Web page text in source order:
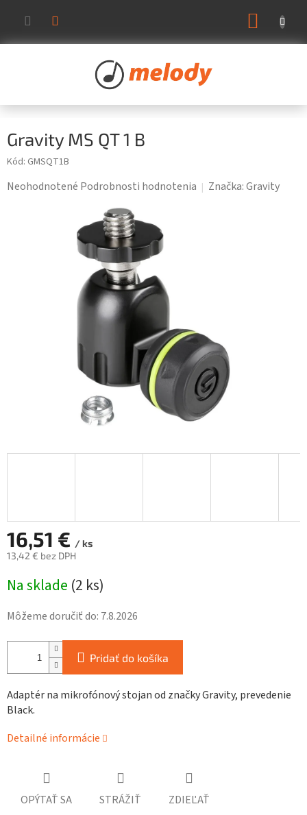
obsah
Gravity MS QT 1 B
Kód: GMSQT1B
Priemerné
Neohodnotené Podrobnosti hodnotenia Značka:Gravity
16,51 € / ks
13,42 € bez DPH
cena:
Na sklade (2 ks)
Môžeme doručiť do: 7.8.2026
Pridať do košíka
Adaptér na mikrofónový stojan od značky Gravity, prevedenie
Black.
Detailné informácie
OPÝTAŤ SA STRÁŽIŤ ZDIEĽAŤ